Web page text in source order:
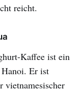
reicht.
Kaffee ist ein
Er ist
vietnamesischer